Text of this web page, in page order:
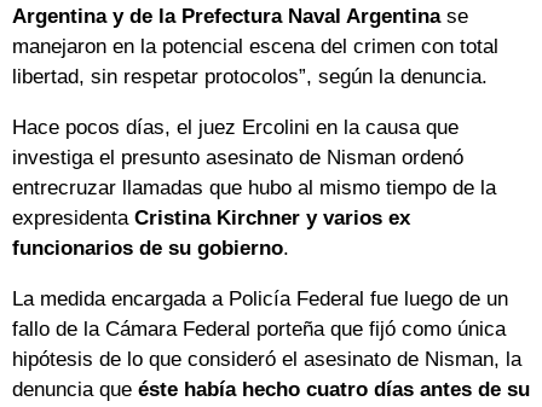
Argentina y de la Prefectura Naval Argentinase
manejaron en la potencial escena del crimen con total
libertad, sin respetar protocolos”, según la denuncia.
Hace pocos días, el juez Ercolini en la causa que
investiga el presunto asesinato de Nisman ordenó
entrecruzar llamadas que hubo al mismo tiempo de la
expresidenta Cristina Kirchner y varios ex
funcionarios de su gobierno.
La medida encargada a Policía Federal fue luego de un
fallo de la Cámara Federal porteña que fijó como única
hipótesis de lo que consideró el asesinato de Nisman, la
denuncia que éste había hecho cuatro días antes de su